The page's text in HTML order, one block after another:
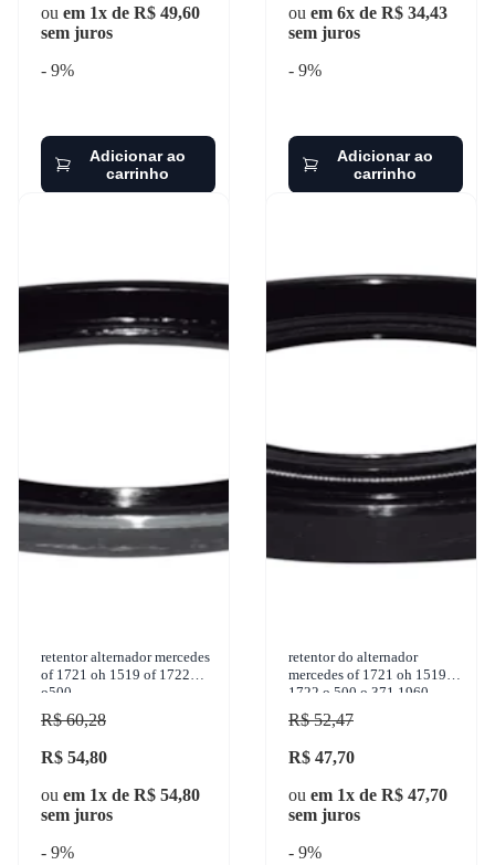
ou em 1x de R$ 49,60
sem juros
- 9%
Adicionar ao
carrinho
ou em 6x de R$ 34,43
sem juros
- 9%
Adicionar ao
carrinho
retentor alternador mercedes
of 1721 oh 1519 of 1722
o500
R$ 60,28
R$ 54,80
ou em 1x de R$ 54,80
sem juros
- 9%
retentor do alternador
mercedes of 1721 oh 1519 of
1722 o 500 o 371 1960-
2012 gbusch - 26723
R$ 52,47
R$ 47,70
ou em 1x de R$ 47,70
sem juros
- 9%